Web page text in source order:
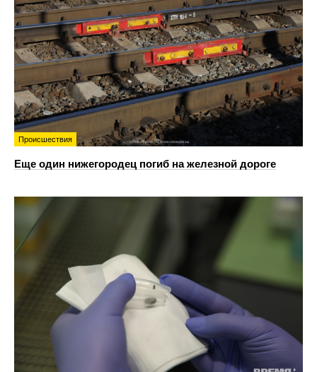
Происшествия
Еще один нижегородец погиб на железной дороге